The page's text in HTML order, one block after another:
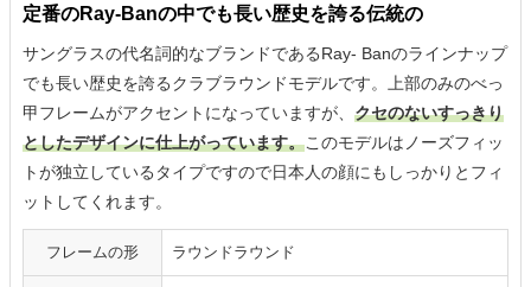
定番のRay-Banの中でも長い歴史を誇る伝統の
サングラスの代名詞的なブランドであるRay- Banのラインナップ
でも長い歴史を誇るクラブラウンドモデルです。上部のみのべっ
甲フレームがアクセントになっていますが、 クセのないすっきり
としたデザインに仕上がっています。このモデルはノーズフィッ
トが独立しているタイプですので日本人の顔にもしっかりとフィ
ットしてくれます。
フレームの形 ラウンドラウンド